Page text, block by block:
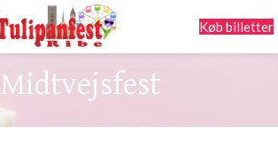
Køb billetter
Midtvejsfest